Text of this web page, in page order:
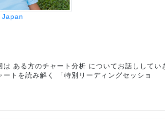
ある方のチャート分析 についてお話しして
トを読み解く 「特別リーディングセッショ